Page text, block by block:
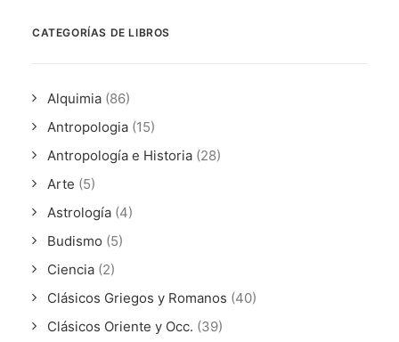
CATEGORÍAS DE LIBROS
Alquimia (86)
Antropologia (15)
Antropología e Historia (28)
Arte (5)
Astrología (4)
Budismo (5)
Ciencia (2)
Clásicos Griegos y Romanos (40)
Clásicos Oriente y Occ. (39)